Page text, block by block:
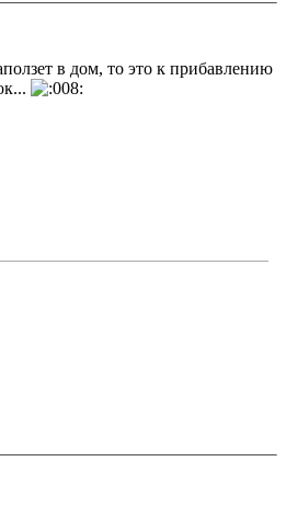
в дом, то это к прибавлению